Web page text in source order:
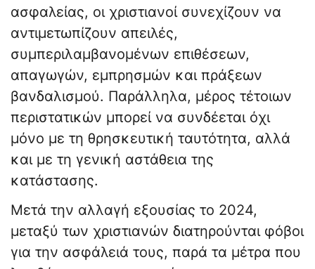
ασφαλείας, οι χριστιανοί συνεχίζουν να
αντιμετωπίζουν απειλές,
συμπεριλαμβανομένων επιθέσεων,
απαγωγών, εμπρησμών και πράξεων
βανδαλισμού. Παράλληλα, μέρος τέτοιων
περιστατικών μπορεί να συνδέεται όχι
μόνο με τη θρησκευτική ταυτότητα, αλλά
και με τη γενική αστάθεια της
κατάστασης.
Μετά την αλλαγή εξουσίας το 2024,
μεταξύ των χριστιανών διατηρούνται φόβοι
για την ασφάλειά τους, παρά τα μέτρα που